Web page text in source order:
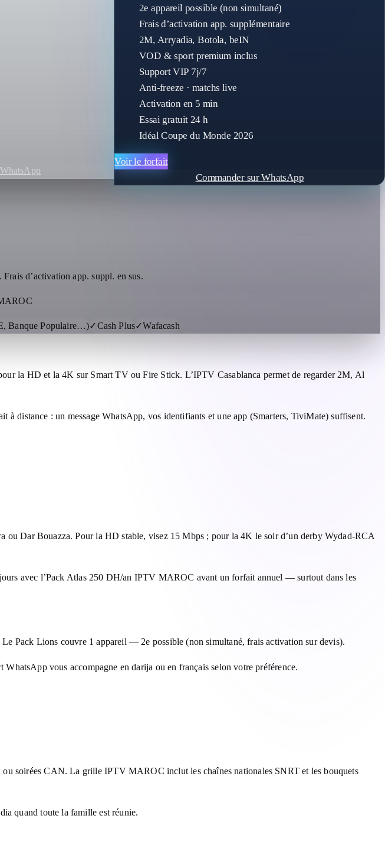
2e appareil possible (non simultané)
Frais d’activation app. supplémentaire
2M, Arryadia, Botola, beIN
VOD & sport premium inclus
Support VIP 7j/7
Anti-freeze · matchs live
Activation en 5 min
Essai gratuit 24 h
Idéal Coupe du Monde 2026
Voir le forfait
Commander sur WhatsApp
d’activation app. suppl. en sus.
Banque Populaire…)✓Cash Plus✓Wafacash
la HD et la 4K sur Smart TV ou Fire Stick. L’IPTV Casablanca permet de regarder 2M, Al
distance : un message WhatsApp, vos identifiants et une app (Smarters, TiviMate) suffisent.
ou Dar Bouazza. Pour la HD stable, visez 15 Mbps ; pour la 4K le soir d’un derby Wydad-RCA
avec l’Pack Atlas 250 DH/an IPTV MAROC avant un forfait annuel — surtout dans les
Pack Lions couvre 1 appareil — 2e possible (non simultané, frais activation sur devis).
vous accompagne en darija ou en français selon votre préférence.
soirées CAN. La grille IPTV MAROC inclut les chaînes nationales SNRT et les bouquets
quand toute la famille est réunie.